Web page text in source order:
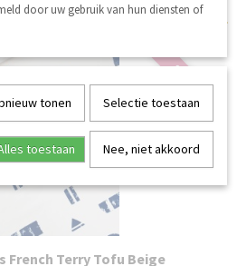
SALE
French Terry Tofu Beige
door uw gebruik van hun diensten of
tonen Selectie toestaan
toestaan Nee, niet akkoord